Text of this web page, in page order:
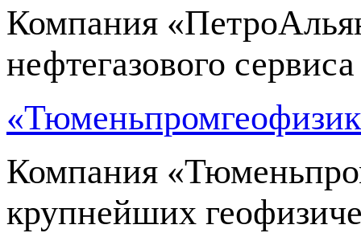
Компания
нефтегазового
Компания
крупнейших